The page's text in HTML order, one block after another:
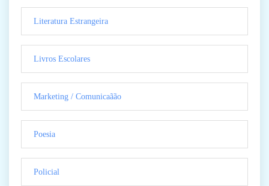
Literatura Estrangeira
Livros Escolares
Marketing / Comunicaãão
Poesia
Policial